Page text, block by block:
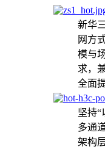
新华
网方
模与
求，
全面
坚持“
多通
架构